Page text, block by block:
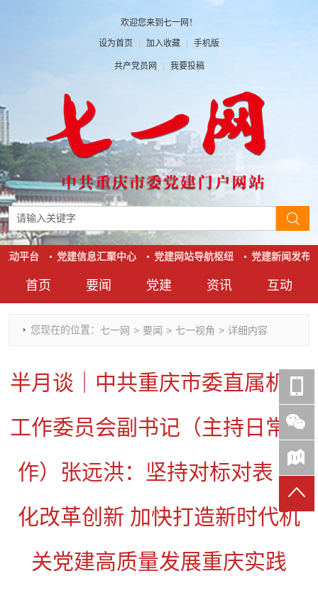
欢迎您来到七一网！
设为首页 | 加入收藏 | 手机版
共产党员网 | 我要投稿
首页 要闻
时政要闻
干部任免
七一视角
党建
党建动态
人才工作
作风建设
资讯
热点关注
党刊好文
党史参阅
互动
红岩评论
七一文学
七一号
动平台 党建信息汇聚中心 党建网站导航枢纽 党建新闻发布
您现在的位置： 七一网 > 要闻 > 七一视角 > 详细内容
半月谈｜中共重庆市委直属机关
工作委员会副书记（主持日常工
作）张远洪：坚持对标对表 深
化改革创新 加快打造新时代机
关党建高质量发展重庆实践